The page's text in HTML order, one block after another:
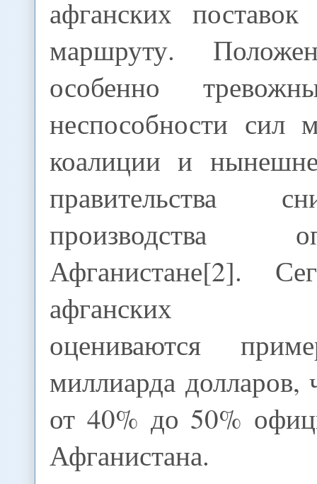
афганских
маршруту.
особенно
неспособности сил
коалиции и
правительства
производства
Афганистане[2].
афганских
оцениваются
миллиарда долларов,
от 40% до 50%
Афганистана.